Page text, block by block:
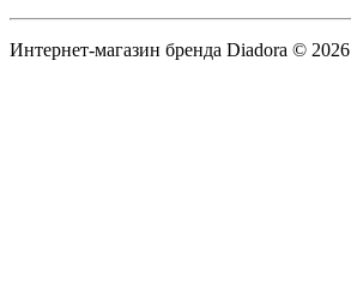
Интернет-магазин бренда Diadora © 2026